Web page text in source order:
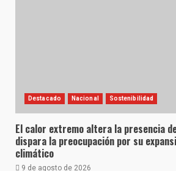
Destacado Nacional Sostenibilidad
El calor extremo altera la presencia
dispara la preocupación por su
climático
9 de agosto de 2026